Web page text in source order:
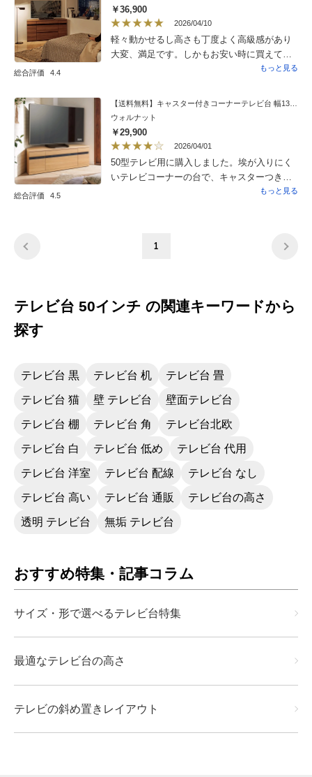
総合評価 4.4
￥36,900
2026/04/10
軽々動かせるし高さも丁度よく高級感があり
大変、満足です。しかもお安い時に買えて
もっと見る
総合評価 4.5
【送料無料】キャスター付きコーナーテレビ台 幅130高さ44cm ロータイプ
ウォルナット
￥29,900
2026/04/01
50型テレビ用に購入しました。埃が入りにく
いテレビコーナーの台で、キャスターつきの
物が欲しく、こちらにしました。裏面は棚の
で、コの字棚を入れて2段にし、ブルーレイ、
良いと思いますが、50型テレビだと少し低
もっと見る
1
テレビ台 50インチ の関連キーワードから
探す
テレビ台 黒 テレビ台 机 テレビ台 畳
テレビ台 猫 壁 テレビ台 壁面テレビ台
テレビ台 棚 テレビ台 角 テレビ台北欧
テレビ台 白 テレビ台 低め テレビ台 代用
テレビ台 洋室 テレビ台 配線 テレビ台 なし
テレビ台 高い テレビ台 通販 テレビ台の高さ
透明 テレビ台 無垢 テレビ台
おすすめ特集・記事コラム
サイズ・形で選べるテレビ台特集
最適なテレビ台の高さ
テレビの斜め置きレイアウト